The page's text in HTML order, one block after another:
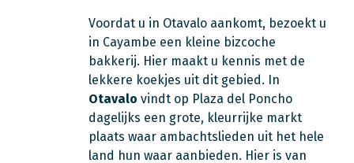
Voordat u in Otavalo aankomt, bezoekt u
in Cayambe een kleine bizcoche
bakkerij. Hier maakt u kennis met de
lekkere koekjes uit dit gebied. In
Otavalo vindt op Plaza del Poncho
dagelijks een grote, kleurrijke markt
plaats waar ambachtslieden uit het hele
land hun waar aanbieden. Hier is van